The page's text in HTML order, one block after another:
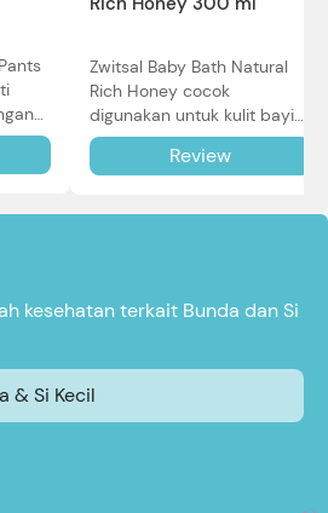
Zwitsal Baby Bath Natural
Rich Honey cocok
digunakan untuk kulit bayi
baru lahir bahkan kulit
sensitif sekalipun. Simak
Review
kesehatan terkait Bunda dan Si
& Si Kecil